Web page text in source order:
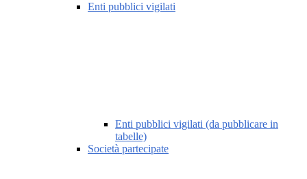
Enti pubblici vigilati
Enti pubblici vigilati (da pubblicare in
tabelle)
Società partecipate